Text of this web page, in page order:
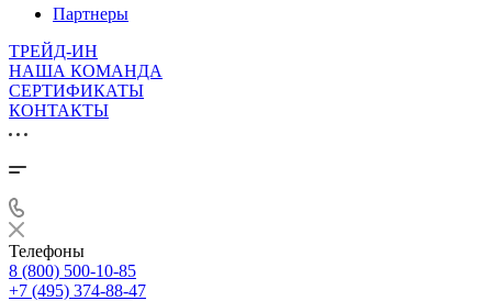
Партнеры
ТРЕЙД-ИН
НАША КОМАНДА
СЕРТИФИКАТЫ
КОНТАКТЫ
Телефоны
8 (800) 500-10-85
+7 (495) 374-88-47